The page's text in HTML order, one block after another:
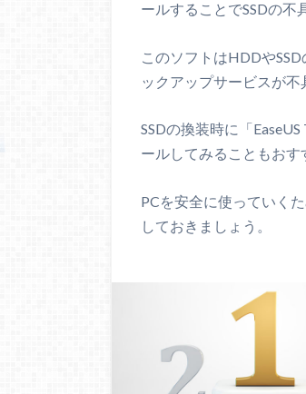
ールすることでSSDの不
このソフトはHDDや
ックアップサービスが不
SSDの換装時に「
ールしてみることもおす
PCを安全に使っていく
しておきましょう。